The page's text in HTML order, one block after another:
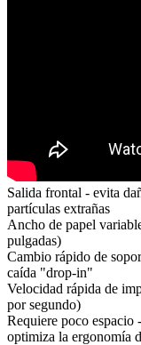
Salida frontal - evita
partículas extrañas
Ancho de papel
pulgadas)
Cambio rápido de
caída "drop-in"
Velocidad rápida de
por segundo)
Requiere poco espacio
optimiza la ergonomía